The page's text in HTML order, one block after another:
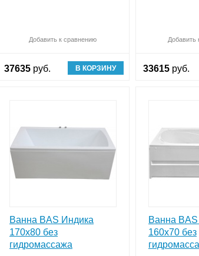
Обновляю список
Добавить к сравнению Обновляю список
37635 руб. В КОРЗИНУ
Добавить
33615 руб.
Ванна BAS Индика
170x80 без
гидромассажа
Ванна
160х70 без